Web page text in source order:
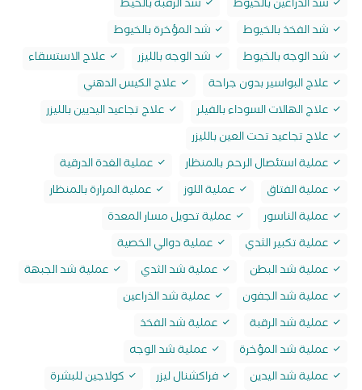
شد الذراعين بالخيوط
شد الرقبة بالخيط
شد الفخذ بالخيوط
شد المؤخرة بالخيوط
شد الوجه بالخيوط
شد الوجه بالليزر
علاج الاستسقاء
علاج البواسير بدون جراحة
علاج الكيس الدهني
علاج الهالات السوداء بالفيلر
علاج تجاعيد اليديين بالليزر
علاج تجاعيد تحت العين بالليزر
عملية استئصال الرحم بالمنظار
عملية الغدة الدرقية
عملية الفتاق
عملية اللوز
عملية المرارة بالمنظار
عملية الناسور
عملية تحويل مسار المعدة
عملية تكبير الثدي
عملية دوالي الخصية
عملية شد البطن
عملية شد الثدي
عملية شد الجبهة
عملية شد الجفون
عملية شد الذراعين
عملية شد الرقبة
عملية شد الفخذ
عملية شد المؤخرة
عملية شد الوجه
عملية شد اليدين
فراكشنال ليزر
كولاجين للبشرة